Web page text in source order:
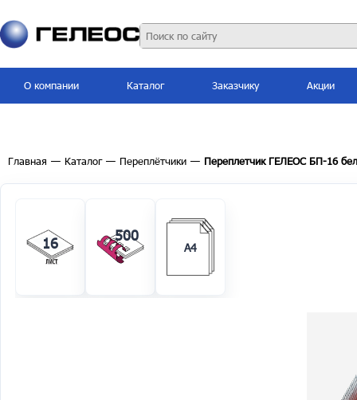
О компании Каталог Заказчику Акции
Главная — Каталог — Переплётчики — Переплетчик ГЕЛЕОС БП-16
16 500
А4